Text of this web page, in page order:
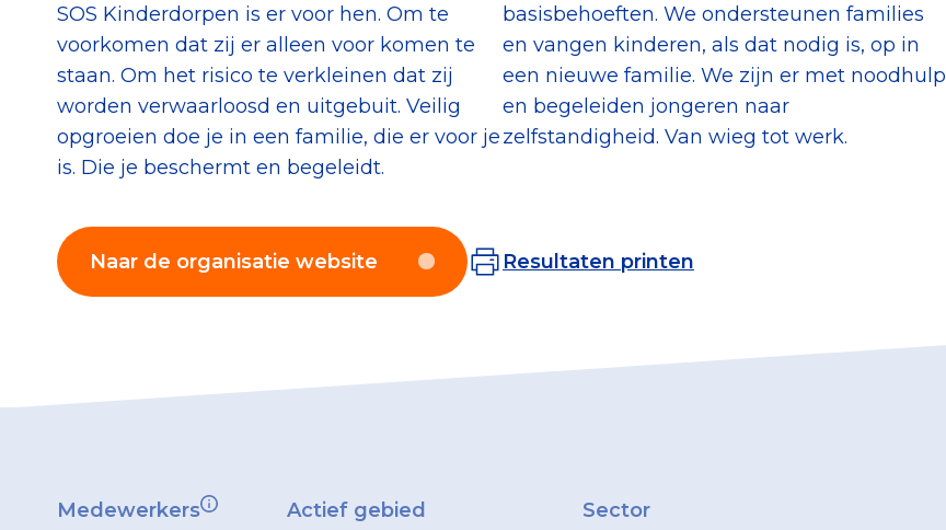
Betrouwbare data over goede doelen
CBF-publicaties
State of the Sector
Het Nederlandse Donateurspanel
SOS Kinderdorpen is er voor hen. Om te
voorkomen dat zij er alleen voor komen te
staan. Om het risico te verkleinen dat zij
worden verwaarloosd en uitgebuit. Veilig
opgroeien doe je in een familie, die er voor je
is. Die je beschermt en begeleidt.
basisbehoeften. We ondersteunen families
en vangen kinderen, als dat nodig is, op in
een nieuwe familie. We zijn er met noodhulp
en begeleiden jongeren naar
zelfstandigheid. Van wieg tot werk.
Naar de organisatie website Resultaten printen
Medewerkers
Actief gebied
Sector